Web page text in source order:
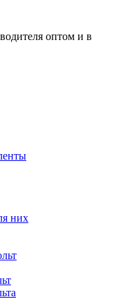
оптом и в
них